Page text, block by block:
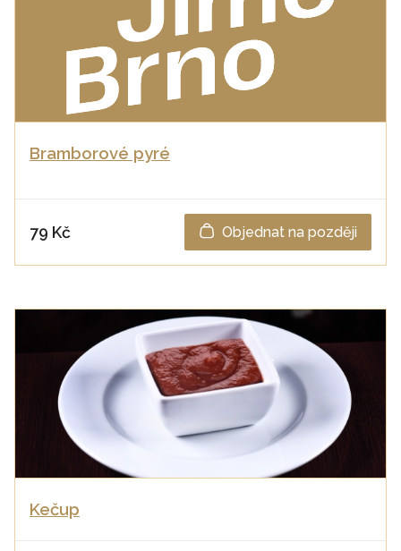
Bramborové pyré
79 Kč Objednat na později
Kečup